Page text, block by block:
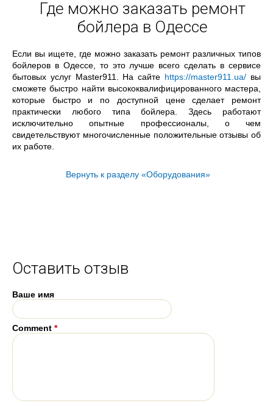
Где можно заказать ремонт
бойлера в Одессе
Если вы ищете, где можно заказать ремонт различных типов
бойлеров в Одессе, то это лучше всего сделать в сервисе
бытовых услуг Master911. На сайте https://master911.ua/ вы
сможете быстро найти высококвалифицированного мастера,
которые быстро и по доступной цене сделает ремонт
практически любого типа бойлера. Здесь работают
исключительно опытные профессионалы, о чем
свидетельствуют многочисленные положительные отзывы об
их работе.
Вернуть к разделу «Оборудования»
Оставить отзыв
Ваше имя
Comment *